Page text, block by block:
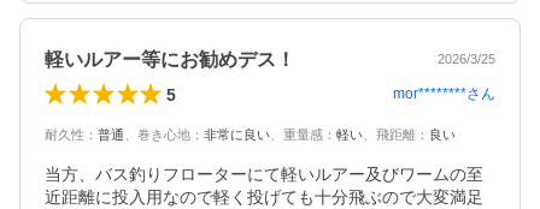
軽いルアー等にお勧めデス！ 2026/3/25
5 mor********さん
耐久性 ： 普通 巻き心地 ： 非常に良い 重量感 ： 軽い 飛距離 ： 良い
当方、バス釣りフローターにて軽いルアー及びワームの至
近距離に投入用なので軽く投げても十分飛ぶので大変満足